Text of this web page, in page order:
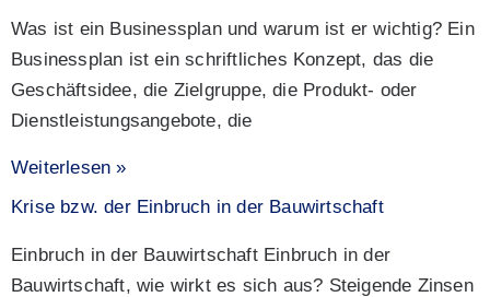
Was ist ein Businessplan und warum ist er wichtig? Ein
Businessplan ist ein schriftliches Konzept, das die
Geschäftsidee, die Zielgruppe, die Produkt- oder
Dienstleistungsangebote, die
Weiterlesen »
Krise bzw. der Einbruch in der Bauwirtschaft
Einbruch in der Bauwirtschaft Einbruch in der
Bauwirtschaft, wie wirkt es sich aus? Steigende Zinsen